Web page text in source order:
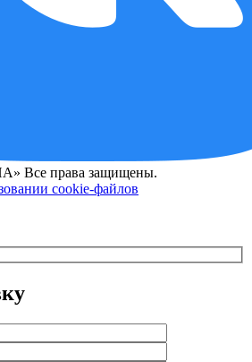
Все права защищены.
cookie-файлов